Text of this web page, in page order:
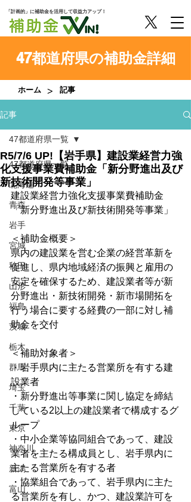
「計画的」に補助金を活用して収益力アップ！
47都道府県の補助金詳細
ホーム > 記事
記事
47都道府県一覧
北海道
青森
岩手
宮城
秋田
山形
福島
茨城
栃木
群馬
埼玉
千葉
東京
神奈川
新潟
富山
47都道府県一覧
R5/7/6 UP!【岩手県】建設業経営力強
化支援事業費補助金「新分野進出及び
新技術開発等事業」
建設業経営力強化支援事業費補助金
「新分野進出及び新技術開発等事業」
＜補助金概要＞
県内の建設業を営む企業の経営革新を
促進し、県内地域経済の振興と雇用の
安定を確保するため、建設業者等が新
分野進出・新技術開発・新市場開拓を
行う場合に要する経費の一部に対し補
助金を交付
＜補助対象者＞
・岩手県内に主たる営業所を有する建
設業者
・新分野進出等事業に関し協定を締結
している2以上の建設業者で構成するグ
ループ
・中小企業等協同組合であって、建設
業者を主たる構成員とし、岩手県内に
主たる営業所を有する者
・協業組合であって、岩手県内に主た
る営業所を有し、かつ、建設業許可を